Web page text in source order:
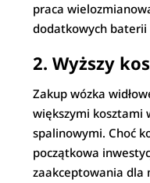
praca
dodatkowych baterii
2. Wyższy
Zakup wózka
większymi kosztami
spalinowymi. Choć
początkowa
zaakceptowania dla